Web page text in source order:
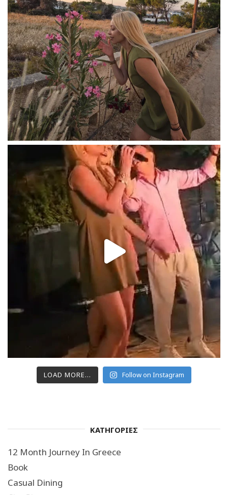
LOAD MORE... Follow on Instagram
ΚΑΤΗΓΟΡΙΕΣ
12 Month Journey In Greece
Book
Casual Dining